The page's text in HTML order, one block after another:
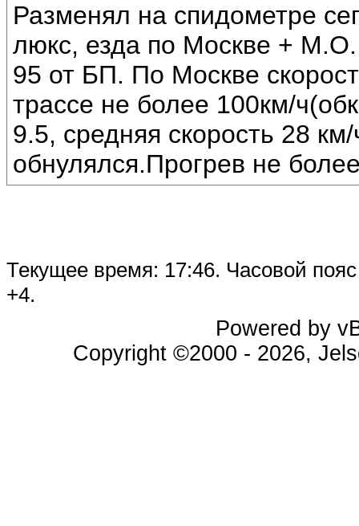
Разменял на спидометре
люкс, езда по Москве +
95 от БП. По Москве
трассе не более 100км/
9.5, средняя скорость 28
обнулялся.Прогрев не
Текущее время: 17:46. Часовой
+4.
Powered by
Copyright ©2000 - 2026,